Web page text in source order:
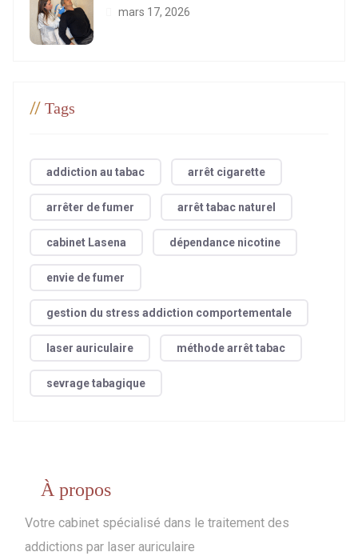
mars 17, 2026
// Tags
addiction au tabac arrêt cigarette
arrêter de fumer arrêt tabac naturel
cabinet Lasena dépendance nicotine
envie de fumer
gestion du stress addiction comportementale
laser auriculaire méthode arrêt tabac
sevrage tabagique
À propos
Votre cabinet spécialisé dans le traitement des
addictions par laser auriculaire